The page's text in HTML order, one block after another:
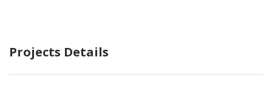
Projects Details